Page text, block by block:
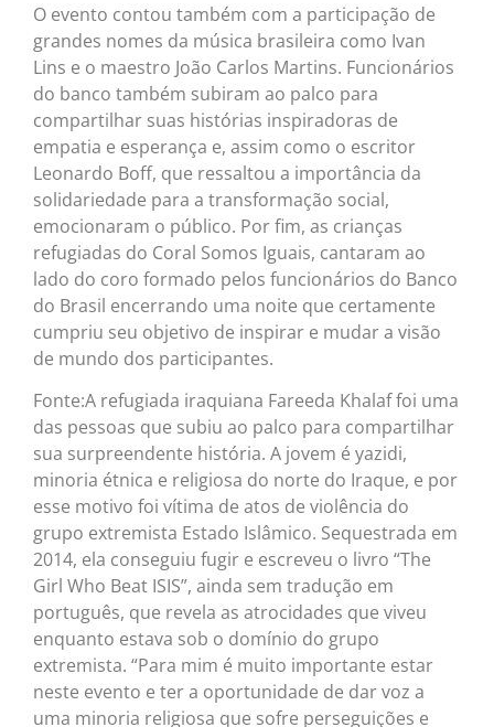
O evento contou também com a participação de
grandes nomes da música brasileira como Ivan
Lins e o maestro João Carlos Martins. Funcionários
do banco também subiram ao palco para
compartilhar suas histórias inspiradoras de
empatia e esperança e, assim como o escritor
Leonardo Boff, que ressaltou a importância da
solidariedade para a transformação social,
emocionaram o público. Por fim, as crianças
refugiadas do Coral Somos Iguais, cantaram ao
lado do coro formado pelos funcionários do Banco
do Brasil encerrando uma noite que certamente
cumpriu seu objetivo de inspirar e mudar a visão
de mundo dos participantes.
Fonte:A refugiada iraquiana Fareeda Khalaf foi uma
das pessoas que subiu ao palco para compartilhar
sua surpreendente história. A jovem é yazidi,
minoria étnica e religiosa do norte do Iraque, e por
esse motivo foi vítima de atos de violência do
grupo extremista Estado Islâmico. Sequestrada em
2014, ela conseguiu fugir e escreveu o livro “The
Girl Who Beat ISIS”, ainda sem tradução em
português, que revela as atrocidades que viveu
enquanto estava sob o domínio do grupo
extremista. “Para mim é muito importante estar
neste evento e ter a oportunidade de dar voz a
uma minoria religiosa que sofre perseguições e